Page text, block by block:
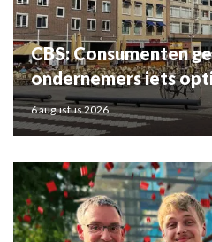
CBS: Consumenten
ondernemers iets
6 augustus 2026